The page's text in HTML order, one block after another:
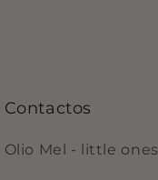
Contactos
Olio Mel - little ones